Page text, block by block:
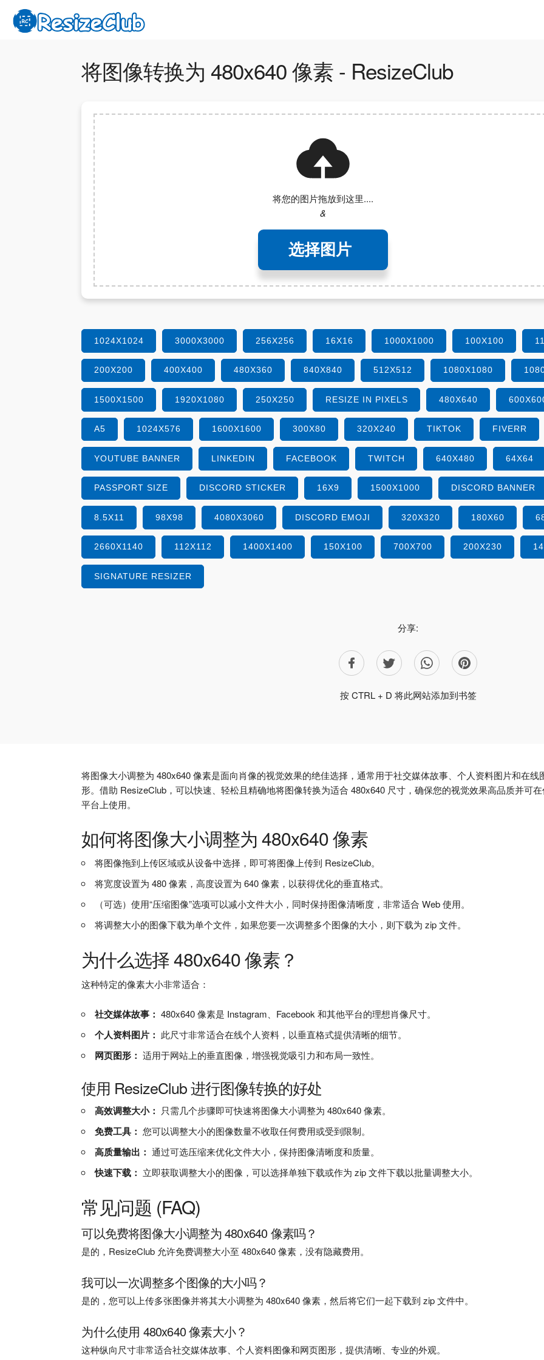
将图像转换为 480x640 像素 - ResizeClub
将您的图片拖放到这里....
&
选择图片
1024X1024 3000X3000 256X256 16X16 1000X1000 100X100
200X200 400X400 480X360 840X840 512X512 1080X1080
1500X1500 1920X1080 250X250 RESIZE IN PIXELS 480X640
A5 1024X576 1600X1600 300X80 320X240 TIKTOK FIVERR
YOUTUBE BANNER LINKEDIN FACEBOOK TWITCH 640X480 64X64
PASSPORT SIZE DISCORD STICKER 16X9 1500X1000 DISCORD BANNER
8.5X11 98X98 4080X3060 DISCORD EMOJI 320X320 180X60
2660X1140 112X112 1400X1400 150X100 700X700 200X230
SIGNATURE RESIZER
分享:
按 CTRL + D 将此网站添加到书签
将图像大小调整为 480x640 像素是面向肖像的视觉效果的绝佳选择，通常用于社交媒体故事、个人资料图片和在线
形。借助 ResizeClub，可以快速、轻松且精确地将图像转换为适合 480x640 尺寸，确保您的视觉效果高品质并可
平台上使用。
如何将图像大小调整为 480x640 像素
将图像拖到上传区域或从设备中选择，即可将图像上传到 ResizeClub。
将宽度设置为 480 像素，高度设置为 640 像素，以获得优化的垂直格式。
（可选）使用“压缩图像”选项可以减小文件大小，同时保持图像清晰度，非常适合 Web 使用。
将调整大小的图像下载为单个文件，如果您要一次调整多个图像的大小，则下载为 zip 文件。
为什么选择 480x640 像素？
这种特定的像素大小非常适合：
社交媒体故事：480x640 像素是 Instagram、Facebook 和其他平台的理想肖像尺寸。
个人资料图片： 此尺寸非常适合在线个人资料，以垂直格式提供清晰的细节。
网页图形：适用于网站上的垂直图像，增强视觉吸引力和布局一致性。
使用 ResizeClub 进行图像转换的好处
高效调整大小： 只需几个步骤即可快速将图像大小调整为 480x640 像素。
免费工具：您可以调整大小的图像数量不收取任何费用或受到限制。
高质量输出：通过可选压缩来优化文件大小，保持图像清晰度和质量。
快速下载： 立即获取调整大小的图像，可以选择单独下载或作为 zip 文件下载以批量调整大小。
常见问题 (FAQ)
可以免费将图像大小调整为 480x640 像素吗？
是的，ResizeClub 允许免费调整大小至 480x640 像素，没有隐藏费用。
我可以一次调整多个图像的大小吗？
是的，您可以上传多张图像并将其大小调整为 480x640 像素，然后将它们一起下载到 zip 文件中。
为什么使用 480x640 像素大小？
这种纵向尺寸非常适合社交媒体故事、个人资料图像和网页图形，提供清晰、专业的外观。